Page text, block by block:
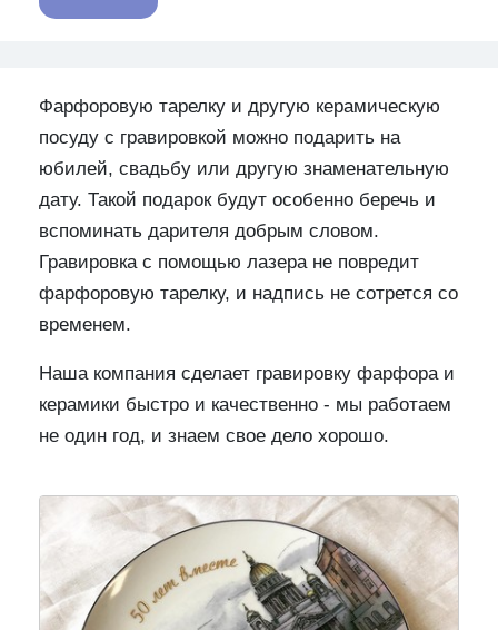
Фарфоровую тарелку и другую керамическую
посуду с гравировкой можно подарить на
юбилей, свадьбу или другую знаменательную
дату. Такой подарок будут особенно беречь и
вспоминать дарителя добрым словом.
Гравировка с помощью лазера не повредит
фарфоровую тарелку, и надпись не сотрется со
временем.
Наша компания сделает гравировку фарфора и
керамики быстро и качественно - мы работаем
не один год, и знаем свое дело хорошо.